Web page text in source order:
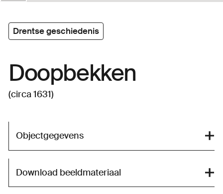
Drentse geschiedenis
Doopbekken
(circa 1631)
Objectgegevens
Download beeldmateriaal